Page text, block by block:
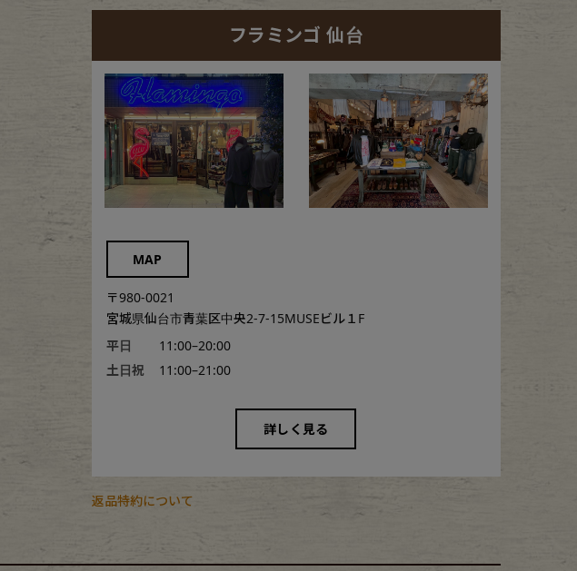
フラミンゴ 仙台
MAP
〒980-0021
宮城県仙台市青葉区中央2-7-15MUSEビル１F
平日
11:00–20:00
土日祝
11:00–21:00
詳しく見る
返品特約について